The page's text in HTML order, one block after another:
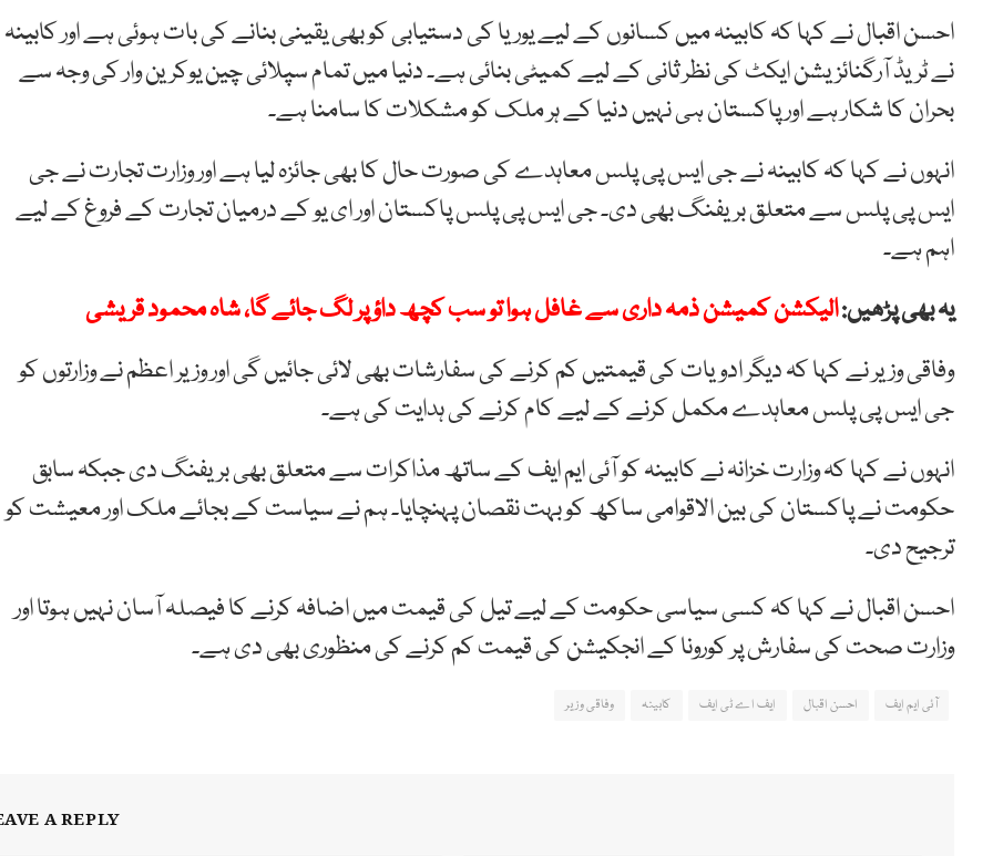
احسن اقبال نے کہا کہ کابینہ میں کسانوں کے لیے یوریا کی دستیابی کو بھی یقینی بنانے کی بات ہوئی ہے اور کابینہ
نے ٹریڈ آرگنائزیشن ایکٹ کی نظر ثانی کے لیے کمیٹی بنائی ہے۔ دنیا میں تمام سپلائی چین یوکرین وار کی وجہ سے
بحران کا شکار ہے اور پاکستان ہی نہیں دنیا کے ہر ملک کو مشکلات کا سامنا ہے۔
انہوں نے کہا کہ کابینہ نے جی ایس پی پلس معاہدے کی صورت حال کا بھی جائزہ لیا ہے اور وزارت تجارت نے جی
ایس پی پلس سے متعلق بریفنگ بھی دی۔ جی ایس پی پلس پاکستان اور ای یو کے درمیان تجارت کے فروغ کے لیے
اہم ہے۔
یہ بھی پڑھیں:الیکشن کمیشن ذمہ داری سے غافل ہوا تو سب کچھ داؤ پر لگ جائے گا، شاہ محمود قریشی
وفاقی وزیر نے کہا کہ دیگر ادویات کی قیمتیں کم کرنے کی سفارشات بھی لائی جائیں گی اور وزیر اعظم نے وزارتوں کو
جی ایس پی پلس معاہدے مکمل کرنے کے لیے کام کرنے کی ہدایت کی ہے۔
انہوں نے کہا کہ وزارت خزانہ نے کابینہ کو آئی ایم ایف کے ساتھ مذاکرات سے متعلق بھی بریفنگ دی جبکہ سابق
حکومت نے پاکستان کی بین الاقوامی ساکھ کو بہت نقصان پہنچایا۔ ہم نے سیاست کے بجائے ملک اور معیشت کو
ترجیح دی۔
احسن اقبال نے کہا کہ کسی سیاسی حکومت کے لیے تیل کی قیمت میں اضافہ کرنے کا فیصلہ آسان نہیں ہوتا اور
وزارت صحت کی سفارش پر کورونا کے انجکیشن کی قیمت کم کرنے کی منظوری بھی دی ہے۔
آئی ایم ایف احسن اقبال ایف اے ٹی ایف کابینہ وفاقی وزیر
A REPLY